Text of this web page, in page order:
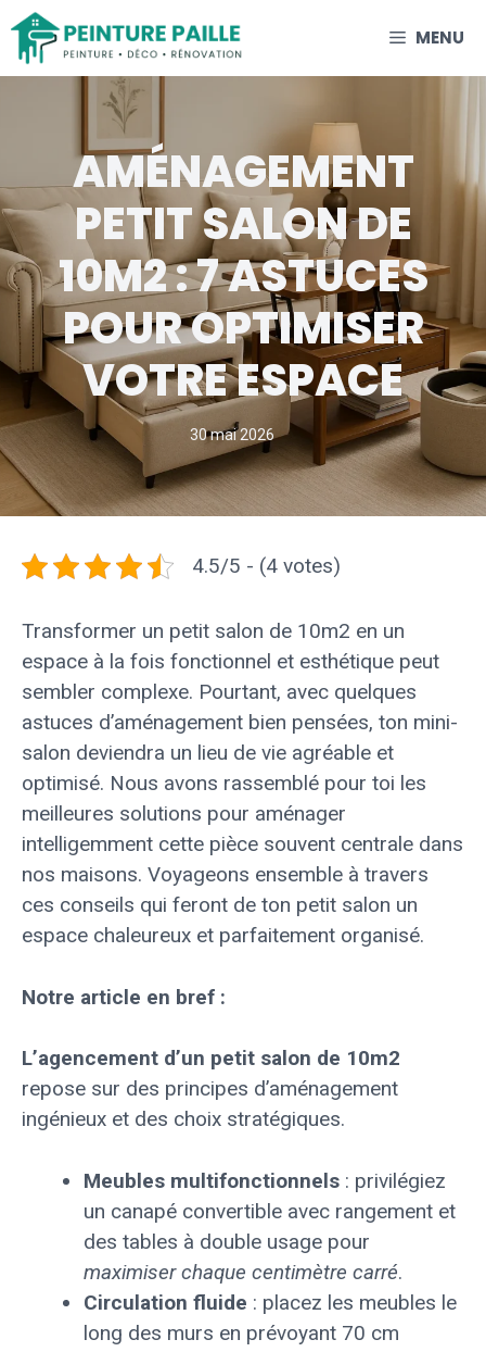
Aller
contenu
MENU
AMÉNAGEMENT
PETIT SALON DE
10M2 : 7 ASTUCES
POUR OPTIMISER
VOTRE ESPACE
30 mai 2026
4.5/5 - (4 votes)
Transformer un petit salon de 10m2 en un
espace à la fois fonctionnel et esthétique peut
sembler complexe. Pourtant, avec quelques
astuces d’aménagement bien pensées, ton mini-
salon deviendra un lieu de vie agréable et
optimisé. Nous avons rassemblé pour toi les
meilleures solutions pour aménager
intelligemment cette pièce souvent centrale dans
nos maisons. Voyageons ensemble à travers
ces conseils qui feront de ton petit salon un
espace chaleureux et parfaitement organisé.
Notre article en bref :
L’agencement d’un petit salon de 10m2
repose sur des principes d’aménagement
ingénieux et des choix stratégiques.
Meubles multifonctionnels : privilégiez
un canapé convertible avec rangement et
des tables à double usage pour
maximiser chaque centimètre carré.
Circulation fluide : placez les meubles le
long des murs en prévoyant 70 cm